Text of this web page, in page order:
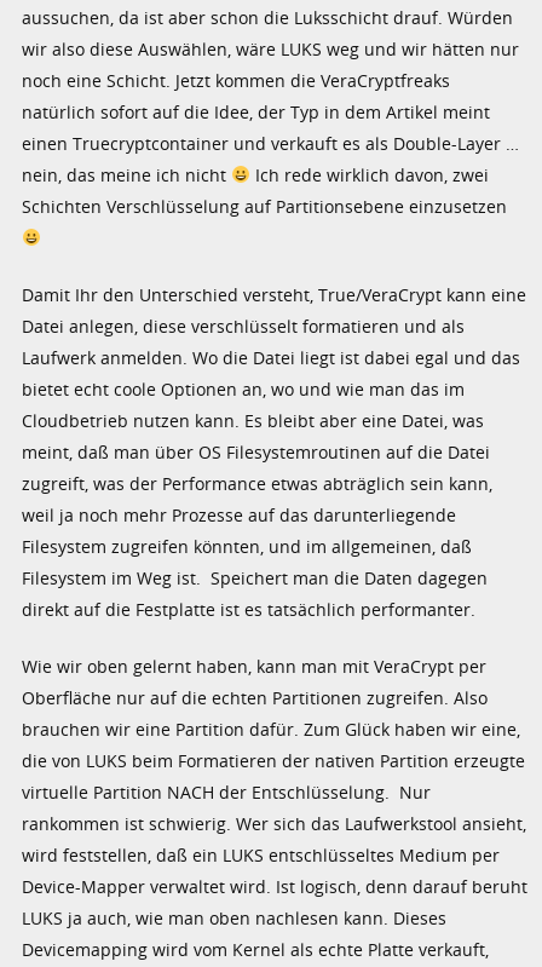
aussuchen, da ist aber schon die Luksschicht drauf. Würden
wir also diese Auswählen, wäre LUKS weg und wir hätten nur
noch eine Schicht. Jetzt kommen die VeraCryptfreaks
natürlich sofort auf die Idee, der Typ in dem Artikel meint
einen Truecryptcontainer und verkauft es als Double-Layer …
nein, das meine ich nicht
Ich rede wirklich davon, zwei
Schichten Verschlüsselung auf Partitionsebene einzusetzen
Damit Ihr den Unterschied versteht, True/VeraCrypt kann eine
Datei anlegen, diese verschlüsselt formatieren und als
Laufwerk anmelden. Wo die Datei liegt ist dabei egal und das
bietet echt coole Optionen an, wo und wie man das im
Cloudbetrieb nutzen kann. Es bleibt aber eine Datei, was
meint, daß man über OS Filesystemroutinen auf die Datei
zugreift, was der Performance etwas abträglich sein kann,
weil ja noch mehr Prozesse auf das darunterliegende
Filesystem zugreifen könnten, und im allgemeinen, daß
Filesystem im Weg ist. Speichert man die Daten dagegen
direkt auf die Festplatte ist es tatsächlich performanter.
Wie wir oben gelernt haben, kann man mit VeraCrypt per
Oberfläche nur auf die echten Partitionen zugreifen. Also
brauchen wir eine Partition dafür. Zum Glück haben wir eine,
die von LUKS beim Formatieren der nativen Partition erzeugte
virtuelle Partition NACH der Entschlüsselung. Nur
rankommen ist schwierig. Wer sich das Laufwerkstool ansieht,
wird feststellen, daß ein LUKS entschlüsseltes Medium per
Device-Mapper verwaltet wird. Ist logisch, denn darauf beruht
LUKS ja auch, wie man oben nachlesen kann. Dieses
Devicemapping wird vom Kernel als echte Platte verkauft,